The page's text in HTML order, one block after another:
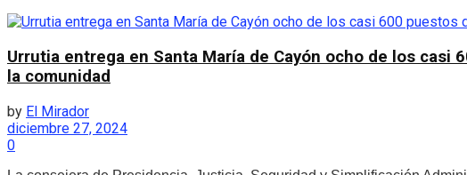
Urrutia entrega en Santa María de Cayón ocho de los
la comunidad
by El Mirador
diciembre 27, 2024
0